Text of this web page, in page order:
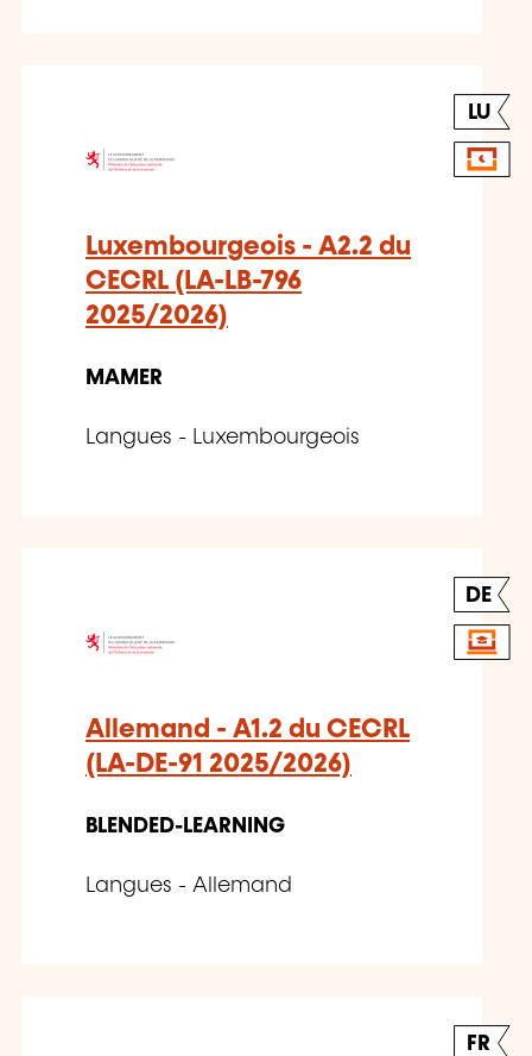
LU
Luxembourgeois - A2.2 du
CECRL (LA-LB-796
2025/2026)
MAMER
Langues - Luxembourgeois
DE
Allemand - A1.2 du CECRL
(LA-DE-91 2025/2026)
BLENDED-LEARNING
Langues - Allemand
FR